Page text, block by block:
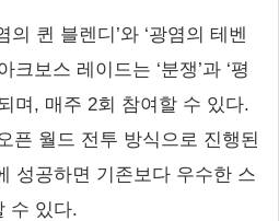
의 퀸 블렌디’와 ‘광염의 테벤
크보스 레이드는 ‘분쟁’과 ‘평
며, 매주 2회 참여할 수 있다.
픈 월드 전투 방식으로 진행된
성공하면 기존보다 우수한 스
수 있다.